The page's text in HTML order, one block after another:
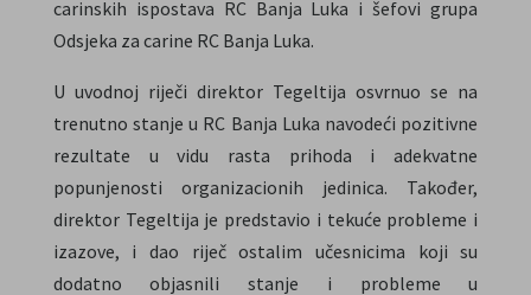
carinskih ispostava RC Banja Luka i šefovi grupa
Odsjeka za carine RC Banja Luka.
U uvodnoj riječi direktor Tegeltija osvrnuo se na
trenutno stanje u RC Banja Luka navodeći pozitivne
rezultate u vidu rasta prihoda i adekvatne
popunjenosti organizacionih jedinica. Također,
direktor Tegeltija je predstavio i tekuće probleme i
izazove, i dao riječ ostalim učesnicima koji su
dodatno objasnili stanje i probleme u